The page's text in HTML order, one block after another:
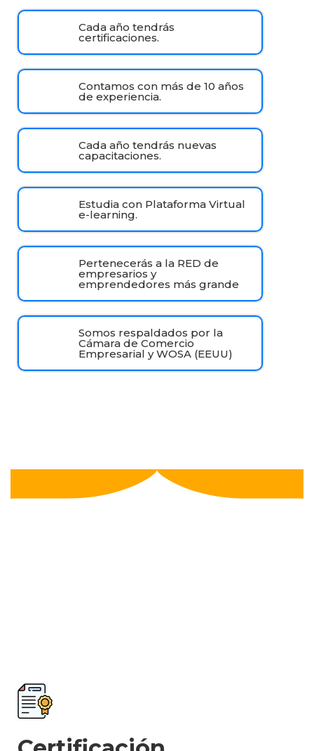
Cada año tendrás
certificaciones.
Contamos con más de 10 años
de experiencia.
Cada año tendrás nuevas
capacitaciones.
Estudia con Plataforma Virtual
e-learning.
Pertenecerás a la RED de
empresarios y
emprendedores más grande
Somos respaldados por la
Cámara de Comercio
Empresarial y WOSA (EEUU)